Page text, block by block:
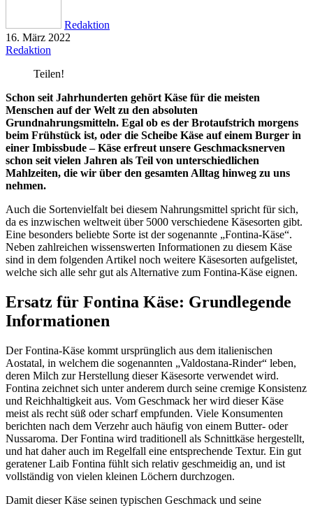
Redaktion
16. März 2022
Redaktion
Teilen!
Schon seit Jahrhunderten gehört Käse für die meisten
Menschen auf der Welt zu den absoluten
Grundnahrungsmitteln. Egal ob es der Brotaufstrich morgens
beim Frühstück ist, oder die Scheibe Käse auf einem Burger in
einer Imbissbude – Käse erfreut unsere Geschmacksnerven
schon seit vielen Jahren als Teil von unterschiedlichen
Mahlzeiten, die wir über den gesamten Alltag hinweg zu uns
nehmen.
Auch die Sortenvielfalt bei diesem Nahrungsmittel spricht für sich,
da es inzwischen weltweit über 5000 verschiedene Käsesorten gibt.
Eine besonders beliebte Sorte ist der sogenannte „Fontina-Käse“.
Neben zahlreichen wissenswerten Informationen zu diesem Käse
sind in dem folgenden Artikel noch weitere Käsesorten aufgelistet,
welche sich alle sehr gut als Alternative zum Fontina-Käse eignen.
Ersatz für Fontina Käse: Grundlegende
Informationen
Der Fontina-Käse kommt ursprünglich aus dem italienischen
Aostatal, in welchem die sogenannten „Valdostana-Rinder“ leben,
deren Milch zur Herstellung dieser Käsesorte verwendet wird.
Fontina zeichnet sich unter anderem durch seine cremige Konsistenz
und Reichhaltigkeit aus. Vom Geschmack her wird dieser Käse
meist als recht süß oder scharf empfunden. Viele Konsumenten
berichten nach dem Verzehr auch häufig von einem Butter- oder
Nussaroma. Der Fontina wird traditionell als Schnittkäse hergestellt,
und hat daher auch im Regelfall eine entsprechende Textur. Ein gut
geratener Laib Fontina fühlt sich relativ geschmeidig an, und ist
vollständig von vielen kleinen Löchern durchzogen.
Damit dieser Käse seinen typischen Geschmack und seine